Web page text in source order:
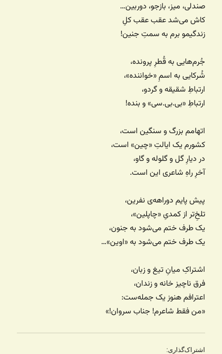
صندلی، میز، بازجو، دوربین…
کاش می‌شد عقب عقب کلِ
زندگیمو برم به سمتِ جنین!
جُرم‌هایی به قُطرِ پرونده،
شُرکایی به اسمِ «خواننده»،
ارتباطِ شقیقه و گردو،
ارتباطِ «بی.بی.سی» و بنده!
اتهامم بزرگ و سنگین است،
کشورم یک ایالتِ «چین» است،
در دیارِ گل و گلوله و گاو،
آخرِ راهِ شاعری این است.
پیش پایم دوراهه‌ی نفرین،
تلخِ‌تر از کمدیِ «چاپلین»،
یک طرف ختم می‌شود به جنون،
یک طرف ختم می‌شود به «اوین»…
اشتراکِ میانِ تیغ و زبان،
فرق ناچیز خانه و زندان،
اعترافم هنوز یک جمله‌ست:
«من فقط شاعرم! جناب سروان!»
اشتراک‌گذاری: